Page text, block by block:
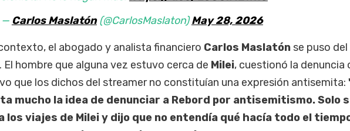
— Carlos Maslatón(@CarlosMaslaton)May 28, 2026
el abogado y analista financiero Carlos Maslatónse puso del
El hombre que alguna vez estuvo cerca de Milei, cuestionó la denuncia
que los dichos del streamer no constituían una expresión antisemita:
mucho la idea de denunciar a Rebord por antisemitismo. Solo
los viajes de Milei y dijo que no entendía qué hacía todo el